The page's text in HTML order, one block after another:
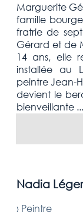
Marguerite
famille
fratrie de
Gérard et de
14 ans, elle
installée au
peintre Jean-
devient le
bienveillante ...
Nadia
› Peintre